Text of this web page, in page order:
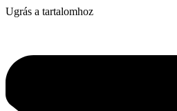
Ugrás a tartalomhoz